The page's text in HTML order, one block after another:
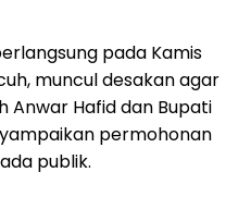
pada Kamis
muncul desakan agar
Anwar Hafid dan Bupati
permohonan
publik.